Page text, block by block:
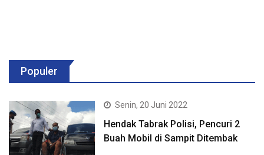
Populer
Senin, 20 Juni 2022
Hendak Tabrak Polisi, Pencuri 2
Buah Mobil di Sampit Ditembak